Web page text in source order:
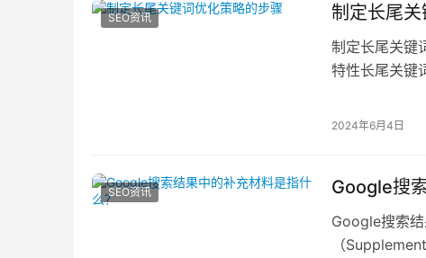
SEO资讯 制定长尾
制定长尾关键
特性长尾关键
2024年6月4日
SEO资讯 Google搜
Google搜索
（